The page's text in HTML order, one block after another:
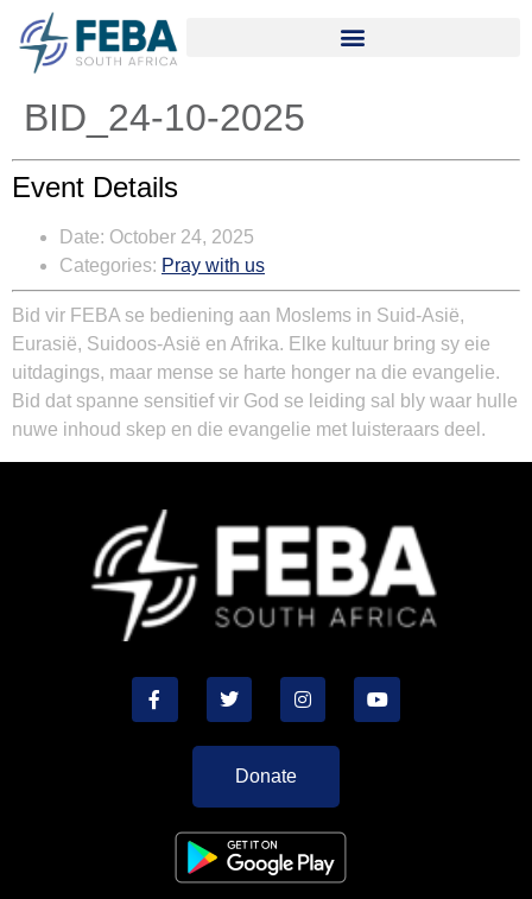
BID_24-10-2025
Event Details
Date: October 24, 2025
Categories: Pray with us
Bid vir FEBA se bediening aan Moslems in Suid-Asië,
Eurasië, Suidoos-Asië en Afrika. Elke kultuur bring sy eie
uitdagings, maar mense se harte honger na die evangelie.
Bid dat spanne sensitief vir God se leiding sal bly waar hulle
nuwe inhoud skep en die evangelie met luisteraars deel.
Donate